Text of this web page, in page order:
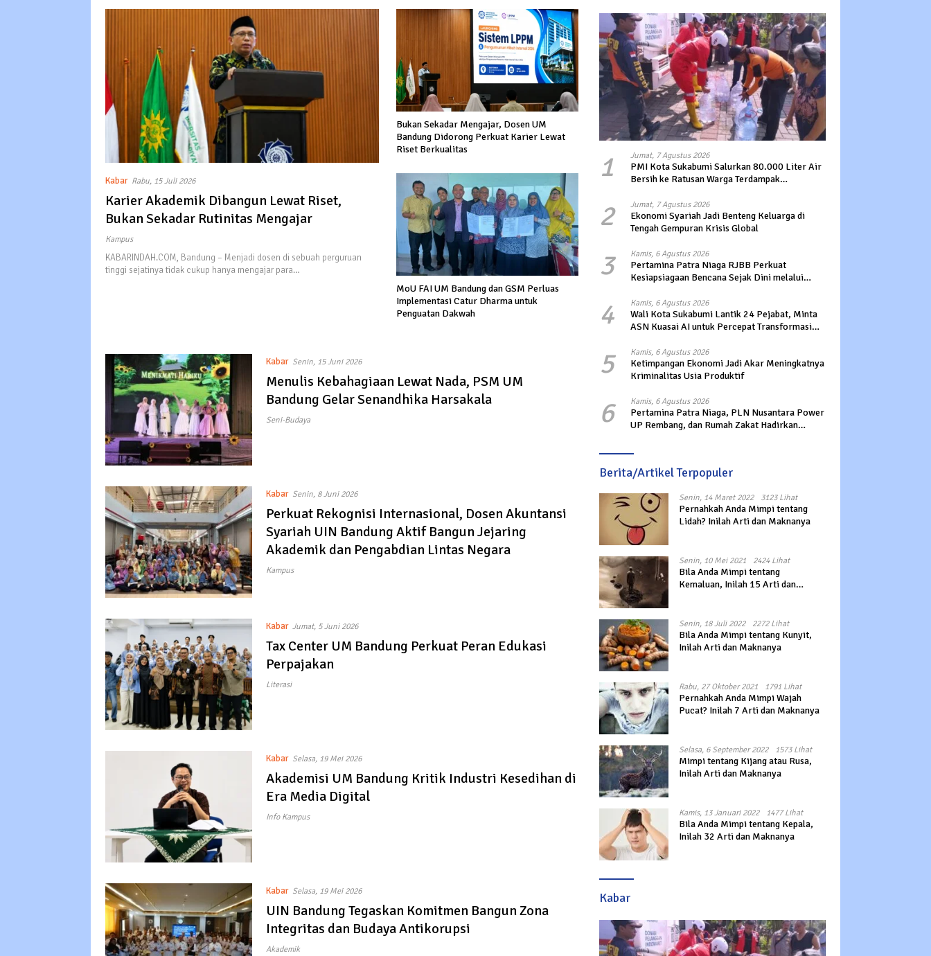
Kabar Rabu, 15 Juli 2026
Karier Akademik Dibangun Lewat Riset,
Bukan Sekadar Rutinitas Mengajar
Kampus
KABARINDAH.COM, Bandung – Menjadi dosen di sebuah perguruan
tinggi sejatinya tidak cukup hanya mengajar para…
Bukan Sekadar Mengajar, Dosen UM
Bandung Didorong Perkuat Karier Lewat
Riset Berkualitas
MoU FAI UM Bandung dan GSM Perluas
Implementasi Catur Dharma untuk
Penguatan Dakwah
Kabar Senin, 15 Juni 2026
Menulis Kebahagiaan Lewat Nada, PSM UM
Bandung Gelar Senandhika Harsakala
Seni-Budaya
Kabar Senin, 8 Juni 2026
Perkuat Rekognisi Internasional, Dosen Akuntansi
Syariah UIN Bandung Aktif Bangun Jejaring
Akademik dan Pengabdian Lintas Negara
Kampus
Kabar Jumat, 5 Juni 2026
Tax Center UM Bandung Perkuat Peran Edukasi
Perpajakan
Literasi
Kabar Selasa, 19 Mei 2026
Akademisi UM Bandung Kritik Industri Kesedihan di
Era Media Digital
Info Kampus
Kabar Selasa, 19 Mei 2026
UIN Bandung Tegaskan Komitmen Bangun Zona
Integritas dan Budaya Antikorupsi
Akademik
1 Jumat, 7 Agustus 2026
PMI Kota Sukabumi Salurkan 80.000 Liter Air
Bersih ke Ratusan Warga Terdampak
2 Jumat, 7 Agustus 2026
Ekonomi Syariah Jadi Benteng Keluarga di
Tengah Gempuran Krisis Global
3 Kamis, 6 Agustus 2026
Pertamina Patra Niaga RJBB Perkuat
Kesiapsiagaan Bencana Sejak Dini melalui
4 Kamis, 6 Agustus 2026
Wali Kota Sukabumi Lantik 24 Pejabat, Minta
ASN Kuasai AI untuk Percepat Transformasi
5 Kamis, 6 Agustus 2026
Ketimpangan Ekonomi Jadi Akar Meningkatnya
Kriminalitas Usia Produktif
6 Kamis, 6 Agustus 2026
Pertamina Patra Niaga, PLN Nusantara Power
UP Rembang, dan Rumah Zakat Hadirkan
Berita/Artikel Terpopuler
Senin, 14 Maret 2022 3123 Lihat
Pernahkah Anda Mimpi tentang
Lidah? Inilah Arti dan Maknanya
Senin, 10 Mei 2021 2424 Lihat
Bila Anda Mimpi tentang
Kemaluan, Inilah 15 Arti dan
Senin, 18 Juli 2022 2272 Lihat
Bila Anda Mimpi tentang Kunyit,
Inilah Arti dan Maknanya
Rabu, 27 Oktober 2021 1791 Lihat
Pernahkah Anda Mimpi Wajah
Pucat? Inilah 7 Arti dan Maknanya
Selasa, 6 September 2022 1573 Lihat
Mimpi tentang Kijang atau Rusa,
Inilah Arti dan Maknanya
Kamis, 13 Januari 2022 1477 Lihat
Bila Anda Mimpi tentang Kepala,
Inilah 32 Arti dan Maknanya
Kabar